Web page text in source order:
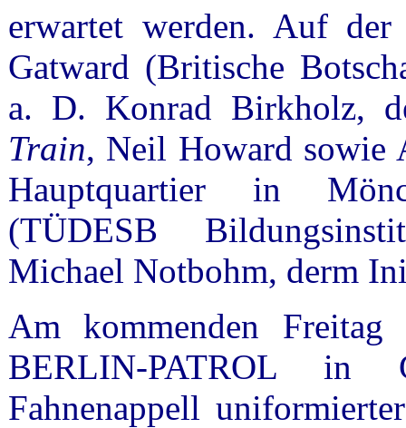
erwartet werden. Auf
Gatward (Britische
a. D. Konrad Birkholz,
Train, Neil Howard sowie
Hauptquartier in
(TÜDESB
Michael Notbohm, derm
Am kommenden
BERLIN-PATROL in
Fahnenappell